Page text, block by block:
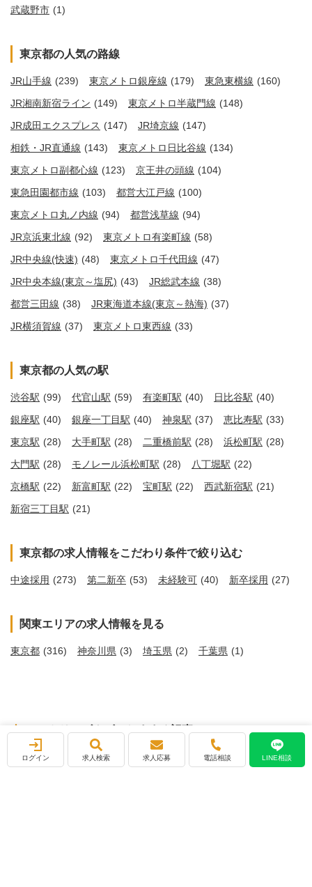
武蔵野市 (1)
東京都の人気の路線
JR山手線 (239) 東京メトロ銀座線 (179) 東急東横線 (160)
JR湘南新宿ライン (149) 東京メトロ半蔵門線 (148)
JR成田エクスプレス (147) JR埼京線 (147)
相鉄・JR直通線 (143) 東京メトロ日比谷線 (134)
東京メトロ副都心線 (123) 京王井の頭線 (104)
東急田園都市線 (103) 都営大江戸線 (100)
東京メトロ丸ノ内線 (94) 都営浅草線 (94)
JR京浜東北線 (92) 東京メトロ有楽町線 (58)
JR中央線(快速) (48) 東京メトロ千代田線 (47)
JR中央本線(東京～塩尻) (43) JR総武本線 (38)
都営三田線 (38) JR東海道本線(東京～熱海) (37)
JR横須賀線 (37) 東京メトロ東西線 (33)
東京都の人気の駅
渋谷駅 (99) 代官山駅 (59) 有楽町駅 (40) 日比谷駅 (40)
銀座駅 (40) 銀座一丁目駅 (40) 神泉駅 (37) 恵比寿駅 (33)
東京駅 (28) 大手町駅 (28) 二重橋前駅 (28) 浜松町駅 (28)
大門駅 (28) モノレール浜松町駅 (28) 八丁堀駅 (22)
京橋駅 (22) 新富町駅 (22) 宝町駅 (22) 西武新宿駅 (21)
新宿三丁目駅 (21)
東京都の求人情報をこだわり条件で絞り込む
中途採用 (273) 第二新卒 (53) 未経験可 (40) 新卒採用 (27)
関東エリアの求人情報を見る
東京都 (316) 神奈川県 (3) 埼玉県 (2) 千葉県 (1)
エントリーズナビのおすすめ記事
ログイン 求人検索 求人応募 電話相談 LINE相談